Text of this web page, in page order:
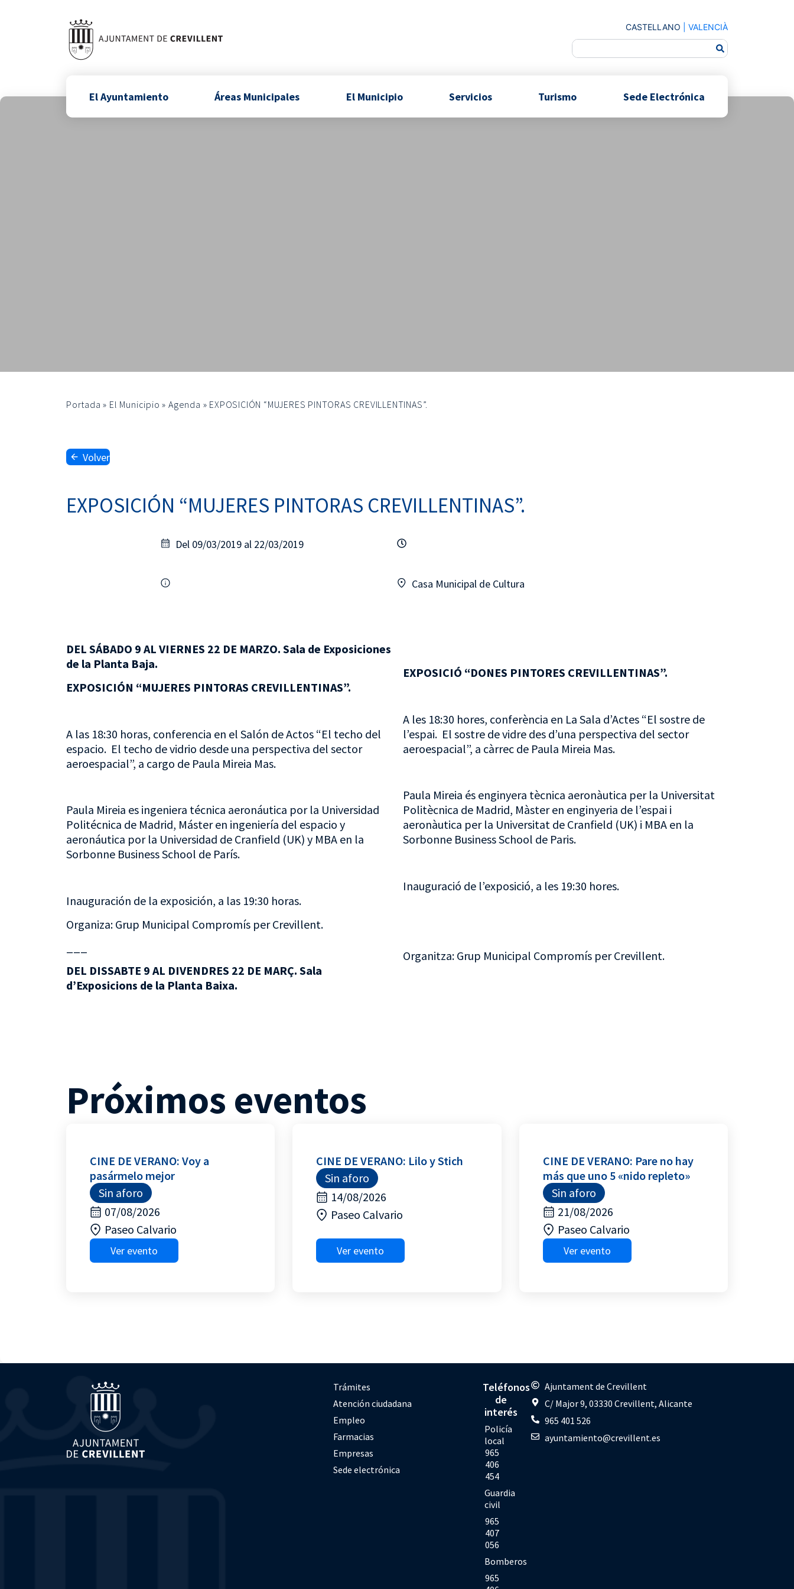
CASTELLANO VALENCIÀ
El Ayuntamiento Áreas Municipales El Municipio Servicios Turismo Sede Electrónica
Portada » El Municipio »Agenda » EXPOSICIÓN “MUJERES PINTORAS CREVILLENTINAS”.
Volver
EXPOSICIÓN “MUJERES PINTORAS CREVILLENTINAS”.
Del 09/03/2019 al 22/03/2019
Casa Municipal de Cultura
DEL SÁBADO 9 AL VIERNES 22 DE MARZO. Sala de Exposiciones
de la Planta Baja.
EXPOSICIÓN “MUJERES PINTORAS CREVILLENTINAS”.
A las 18:30 horas, conferencia en el Salón de Actos “El techo del
espacio. El techo de vidrio desde una perspectiva del sector
aeroespacial”, a cargo de Paula Mireia Mas.
Paula Mireia es ingeniera técnica aeronáutica por la Universidad
Politécnica de Madrid, Máster en ingeniería del espacio y
aeronáutica por la Universidad de Cranfield (UK) y MBA en la
Sorbonne Business School de París.
Inauguración de la exposición, a las 19:30 horas.
Organiza: Grup Municipal Compromís per Crevillent.
DEL DISSABTE 9 AL DIVENDRES 22 DE MARÇ. Sala
d’Exposicions de la Planta Baixa.
EXPOSICIÓ “DONES PINTORES CREVILLENTINAS”.
A les 18:30 hores, conferència en La Sala d’Actes “El sostre de
l’espai. El sostre de vidre des d’una perspectiva del sector
aeroespacial”, a càrrec de Paula Mireia Mas.
Paula Mireia és enginyera tècnica aeronàutica per la Universitat
Politècnica de Madrid, Màster en enginyeria de l’espai i
aeronàutica per la Universitat de Cranfield (UK) i MBA en la
Sorbonne Business School de Paris.
Inauguració de l’exposició, a les 19:30 hores.
Organitza: Grup Municipal Compromís per Crevillent.
Próximos eventos
CINE DE VERANO: Voy a
pasármelo mejor
Sin aforo
07/08/2026
Paseo Calvario
Ver evento
CINE DE VERANO: Lilo y Stich
Sin aforo
14/08/2026
Paseo Calvario
Ver evento
CINE DE VERANO: Pare no hay
más que uno 5 «nido repleto»
Sin aforo
21/08/2026
Paseo Calvario
Ver evento
Trámites
Atención ciudadana
Empleo
Farmacias
Empresas
Sede electrónica
Teléfonos
de
interés
Policía
local
965
406
454
Guardia
civil
965
407
056
Bomberos
965
Ajuntament de Crevillent
C/ Major 9, 03330 Crevillent, Alicante
965 401 526
ayuntamiento@crevillent.es